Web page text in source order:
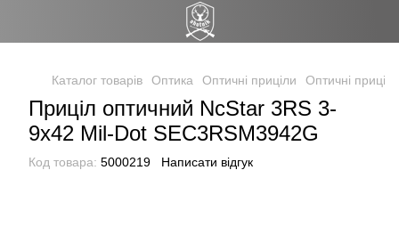
Каталог товарів Оптика Оптичні приціли Оптичні
Приціл оптичний NcStar 3RS 3-
9x42 Mil-Dot SEC3RSM3942G
Код товара: 5000219 Написати відгук